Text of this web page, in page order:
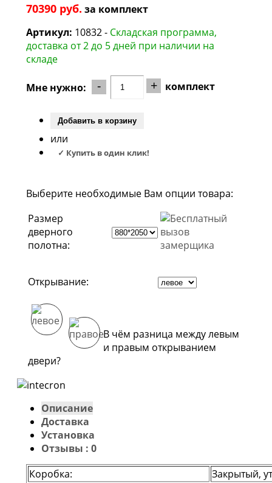
70390 руб. за комплект
Артикул: 10832 - Складская программа,
доставка от 2 до 5 дней при наличии на
складе
Мне нужно: - + комплект
Добавить в корзину
или
✓ Купить в один клик!
Выберите необходимые Вам опции товара:
Размер
дверного
полотна:
Открывание:
В чём разница между левым
и правым открыванием
двери?
Описание
Доставка
Установка
Отзывы : 0
Коробка:
Закрытый,